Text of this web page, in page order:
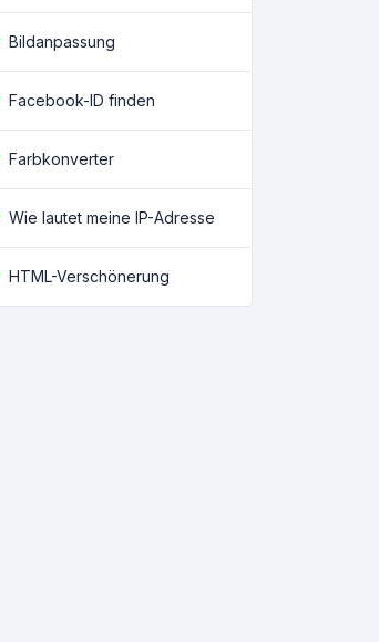
Bildanpassung
Facebook-ID finden
Farbkonverter
Wie lautet meine IP-Adresse
HTML-Verschönerung